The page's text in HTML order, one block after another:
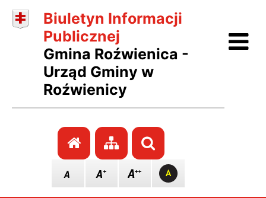
Biuletyn Informacji
Publicznej
Gmina Roźwienica -
Urząd Gminy w
Roźwienicy
Przejdź do strony głównej
Przejdź do mapy
Szukaj